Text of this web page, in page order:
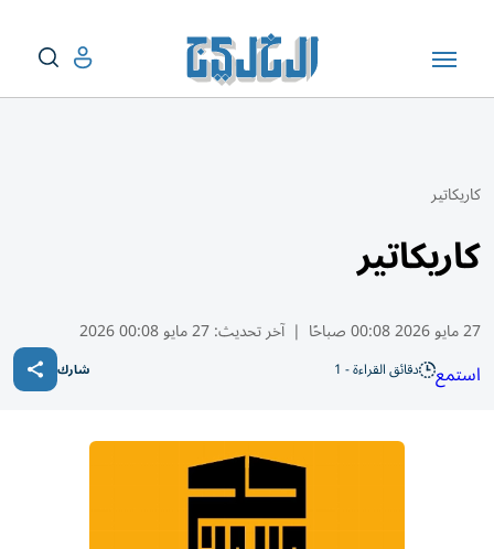
كاريكاتير
كاريكاتير
27 مايو 2026 00:08 صباحًا | آخر تحديث:27 مايو 00:08 2026
استمع دقائق القراءة - 1 شارك